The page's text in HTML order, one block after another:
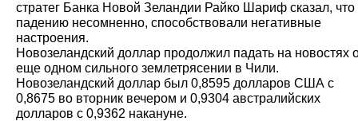
стратег Банка Новой Зеландии Райко Шариф сказал, что
падению несомненно, способствовали негативные
настроения.
Новозеландский доллар продолжил падать на новостях
еще одном сильного землетрясении в Чили.
Новозеландский доллар был 0,8595 долларов США с
0,8675 во вторник вечером и 0,9304 австралийских
долларов с 0,9362 накануне.